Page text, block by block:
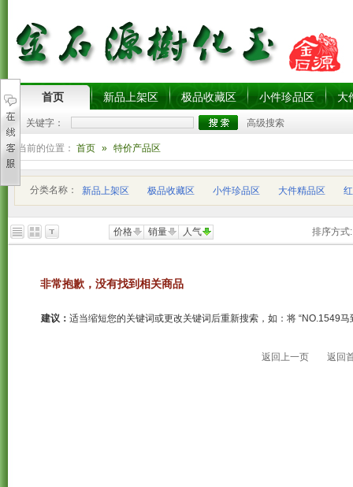
首页 新品上架区 极品收藏区 小件珍品区 大
关键字： 高级搜索
您当前的位置： 首页 » 特价产品区
分类名称： 新品上架区 极品收藏区 小件珍品区 大件精品区
价格 销量 人气 排序方式:
非常抱歉，没有找到相关商品
建议： 适当缩短您的关键词或更改关键词后重新搜索，如：将 “NO.1549马
返回上一页 返回